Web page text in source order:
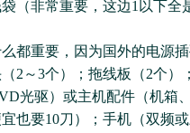
（非常重要，这边1以下全
重要，因为国外的电源插
2～3个）；拖线板（2个
光驱）或主机配件（机箱
也要10刀）；手机（双频